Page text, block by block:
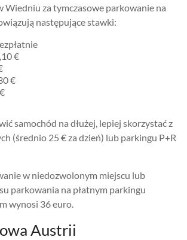
Wiedniu za tymczasowe parkowanie na
następujące stawki:
€
€
samochód na dłużej, lepiej skorzystać z
(średnio 25 € za dzień) lub parkingu P+R
w niedozwolonym miejscu lub
parkowania na płatnym parkingu
wynosi 36 euro.
Austrii